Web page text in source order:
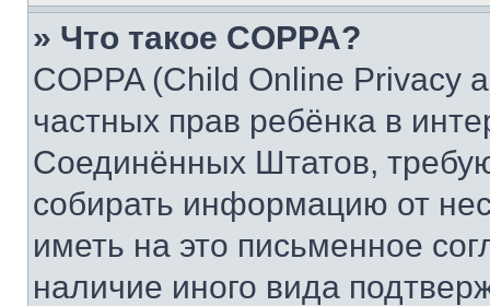
» Что такое COPPA?
COPPA (Child Online Privacy
частных прав ребёнка в
Соединённых Штатов,
собирать информацию от
иметь на это письменное
наличие иного вида